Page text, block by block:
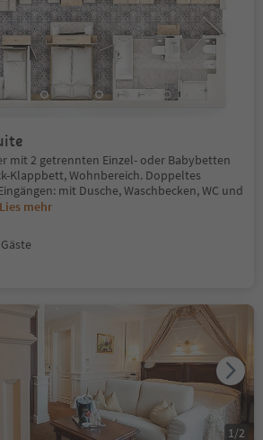
mit 2 getrennten Einzel- oder Babybetten
Klappbett, Wohnbereich. Doppeltes
mit Dusche, Waschbecken, WC und
Lies mehr
1/2